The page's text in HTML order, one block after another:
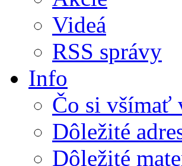
Videá
RSS správy
Info
Čo si všímať
Dôležité
Dôležité